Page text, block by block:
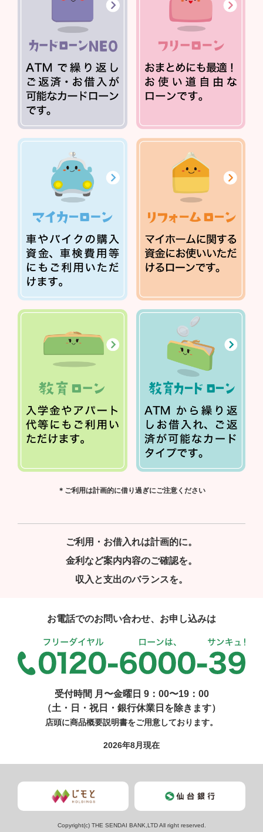
＊ご利用は計画的に借り過ぎにご注意ください
ご利用・お借入れは計画的に。
金利など案内内容のご確認を。
収入と支出のバランスを。
お電話でのお問い合わせ、お申し込みは
受付時間 月〜金曜日 9：00〜19：00
（土・日・祝日・銀行休業日を除きます）
店頭に商品概要説明書をご用意しております。
2026年8月現在
Copyright(c) THE SENDAI BANK,LTD All right reserved.